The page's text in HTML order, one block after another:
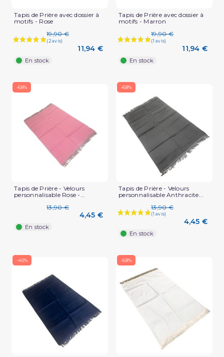
Tapis de Prière avec dossier à
motifs - Rose
19,90 €
11,94 €
En stock
Tapis de Prière avec dossier à
motifs - Marron
19,90 €
11,94 €
En stock
-68%
Tapis de Prière - Velours
personnalisable Rose -...
13,90 €
4,45 €
En stock
-68%
Tapis de Prière - Velours
personnalisable Anthracite...
13,90 €
4,45 €
En stock
-40% -68%